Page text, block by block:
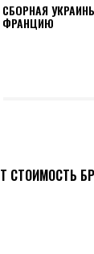
СБОРНАЯ
ФРАНЦИЮ
СТОИМОСТЬ